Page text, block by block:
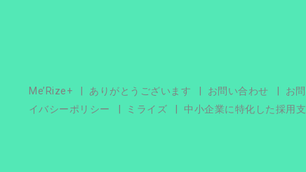
Me’Rize+ ありがとうございます お問い合わせ お
イバシーポリシー
ミライズ 中小企業に特化した採用